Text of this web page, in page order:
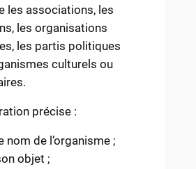
les associations, les
les organisations
les partis politiques
culturels ou
précise :
nom de l’organisme ;
objet ;